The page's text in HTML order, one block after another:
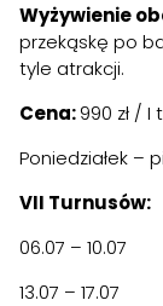
Wyżywienie
przekąskę po
tyle atrakcji.
Cena:990 zł / I
Poniedziałek –
VII Turnusów:
06.07 – 10.07
13.07 – 17.07